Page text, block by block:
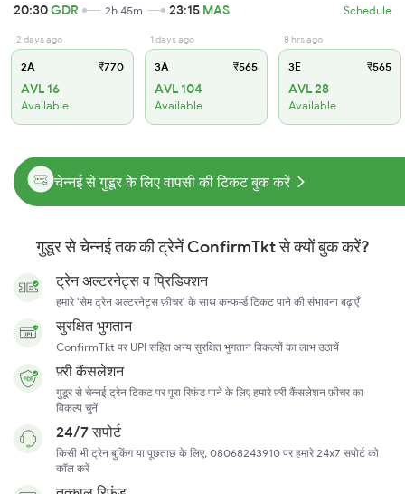
20:30GDR 2h 45m 23:15 MAS Schedule
2 days ago
2A ₹770
AVL 16
Available
1 days ago
3A ₹565
AVL 104
Available
8 hrs ago
3E ₹565
AVL 28
Available
चेन्नई से गुडूर के लिए वापसी की टिकट बुक करें
गुडूर से चेन्नई तक की ट्रेनें ConfirmTkt से क्यों बुक करें?
ट्रेन अल्टरनेट्स व प्रिडिक्शन
हमारे 'सेम ट्रेन अल्टरनेट्स फ़ीचर' के साथ कन्फर्म्ड टिकट पाने की संभावना बढ़ाएँ
सुरक्षित भुगतान
ConfirmTkt पर UPI सहित अन्य सुरक्षित भुगतान विकल्पों का लाभ उठायें
फ़्री कैंसलेशन
गुडूर से चेन्नई ट्रेन टिकट पर पूरा रिफ़ंड पाने के लिए हमारे फ़्री कैंसलेशन फ़ीचर का
विकल्प चुनें
24/7 सपोर्ट
किसी भी ट्रेन बुकिंग या पूछताछ के लिए, 08068243910 पर हमारे 24x7 सपोर्ट को
कॉल करें